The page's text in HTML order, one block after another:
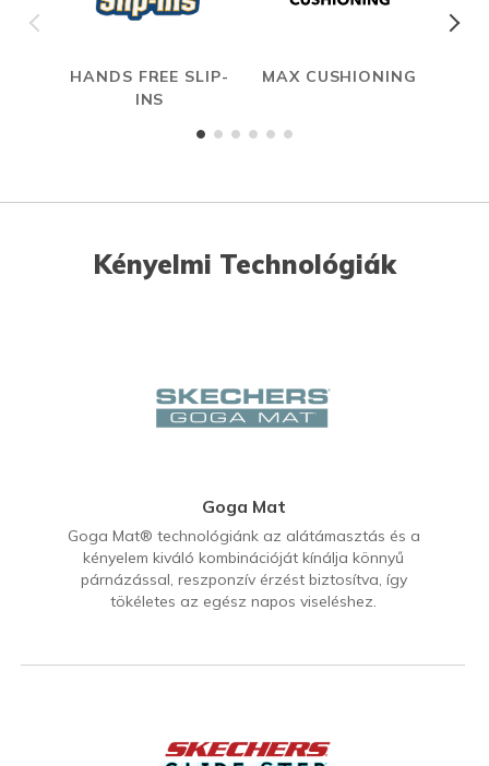
HANDS FREE SLIP-
INS
MAX CUSHIONING
Kényelmi Technológiák
Goga Mat
Goga Mat® technológiánk az alátámasztás és a
kényelem kiváló kombinációját kínálja könnyű
párnázással, reszponzív érzést biztosítva, így
tökéletes az egész napos viseléshez.